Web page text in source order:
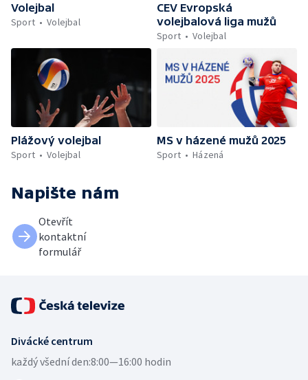
Volejbal
Sport
Volejbal
CEV Evropská
volejbalová liga mužů
Sport
Volejbal
Plážový volejbal
Sport
Volejbal
MS v házené mužů 2025
Sport
Házená
Napište nám
Otevřít
kontaktní
formulář
Divácké centrum
každý všední den:8:00—16:00 hodin